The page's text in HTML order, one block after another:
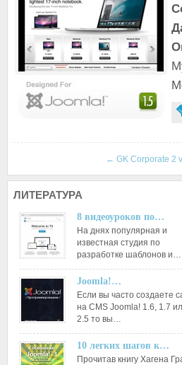
← GK Corporate 2
ЛИТЕРАТУРА
8 видеоуроков по…
На днях популярная и
известная студия по
разработке шаблонов и…
Joomla!…
Если вы часто создаете
на CMS Joomla! 1.6, 1.7
2.5 то вы…
10 легких шагов к…
Прочитав книгу Хагена